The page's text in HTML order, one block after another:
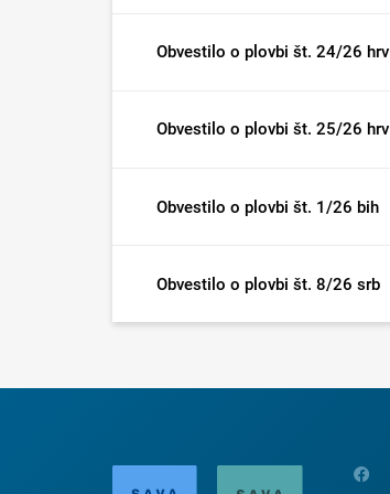
Obvestilo o plovbi št. 24/26 hrv
Obvestilo o plovbi št. 25/26 hrv
Obvestilo o plovbi št. 1/26 bih
Obvestilo o plovbi št. 8/26 srb